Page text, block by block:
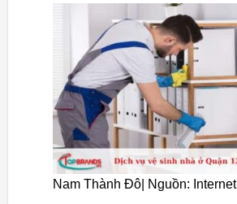
Nam Thành Đô| Nguồn: Internet